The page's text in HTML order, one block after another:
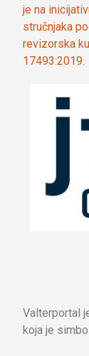
je na
stručnjaka
revizorska
17493:2019.
Valterportal
koja je